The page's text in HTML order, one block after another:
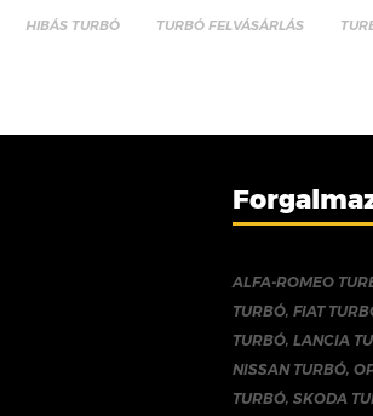
HIBÁS TURBÓ TURBÓ FELVÁSÁRLÁS
ALFA-ROMEO
TURBÓ, FIAT
TURBÓ, LANCIA
NISSAN TURBÓ,
TURBÓ, SKODA